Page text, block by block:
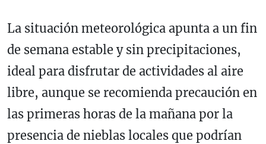
La situación meteorológica apunta a un fin
de semana estable y sin precipitaciones,
ideal para disfrutar de actividades al aire
libre, aunque se recomienda precaución en
las primeras horas de la mañana por la
presencia de nieblas locales que podrían